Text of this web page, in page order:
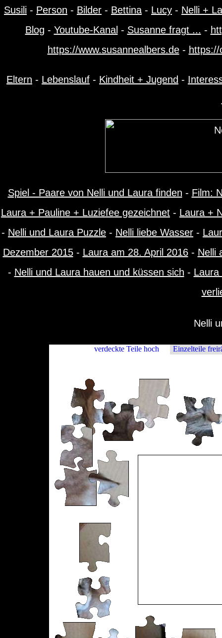
Susili - Person - Bilder - Bettina - Lucy - Nelli +
Blog - Youtube-Kanal - Susanne fragt ... -
https://www.susannealbers.de-
Eltern - Lebenslauf - Kindheit + Jugend -
Spiel - Paare von Nelli und Laura finden - Film:
Laura + Pauline + Luziefee gezeichnet - Laura +
- Nelli und Laura Puzzle - Nelli liebe Wasser -
Dezember 2015- Laura am 28. April 2016- Nelli
- Nelli und Laura hauen und küssen sich - Laura
Nelli